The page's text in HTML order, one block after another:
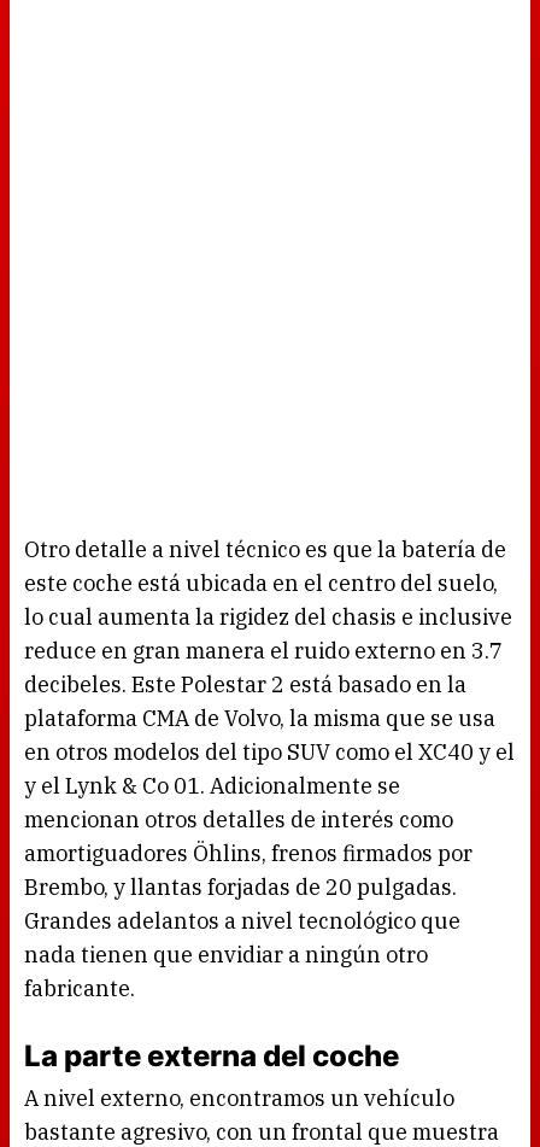
Otro detalle a nivel técnico es que la batería de
este coche está ubicada en el centro del suelo,
lo cual aumenta la rigidez del chasis e inclusive
reduce en gran manera el ruido externo en 3.7
decibeles. Este Polestar 2 está basado en la
plataforma CMA de Volvo, la misma que se usa
en otros modelos del tipo SUV como el XC40 y el
y el Lynk & Co 01. Adicionalmente se
mencionan otros detalles de interés como
amortiguadores Öhlins, frenos firmados por
Brembo, y llantas forjadas de 20 pulgadas.
Grandes adelantos a nivel tecnológico que
nada tienen que envidiar a ningún otro
fabricante.
La parte externa del coche
A nivel externo, encontramos un vehículo
bastante agresivo, con un frontal que muestra